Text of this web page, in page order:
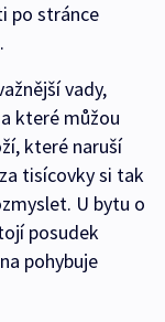
po stránce
vady,
které můžou
které naruší
tisícovky si tak
U bytu o
posudek
pohybuje